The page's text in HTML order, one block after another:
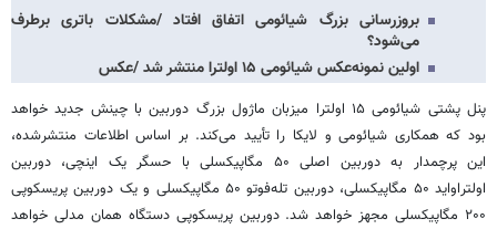
بروزرسانی بزرگ شیائومی اتفاق افتاد /مشکلات باتری برطرف
می‌شود؟
اولین نمونه‌عکس شیائومی ۱۵ اولترا منتشر شد /عکس
پنل پشتی شیائومی ۱۵ اولترا میزبان ماژول بزرگ دوربین با چینش جدید خواهد
بود که همکاری شیائومی و لایکا را تأیید می‌کند. بر اساس اطلاعات منتشرشده،
این پرچمدار به دوربین اصلی ۵۰ مگاپیکسلی با حسگر یک اینچی، دوربین
اولتراواید ۵۰ مگاپیکسلی، دوربین تله‌فوتو ۵۰ مگاپیکسلی و یک دوربین پریسکوپی
۲۰۰ مگاپیکسلی مجهز خواهد شد. دوربین پریسکوپی دستگاه همان مدلی خواهد